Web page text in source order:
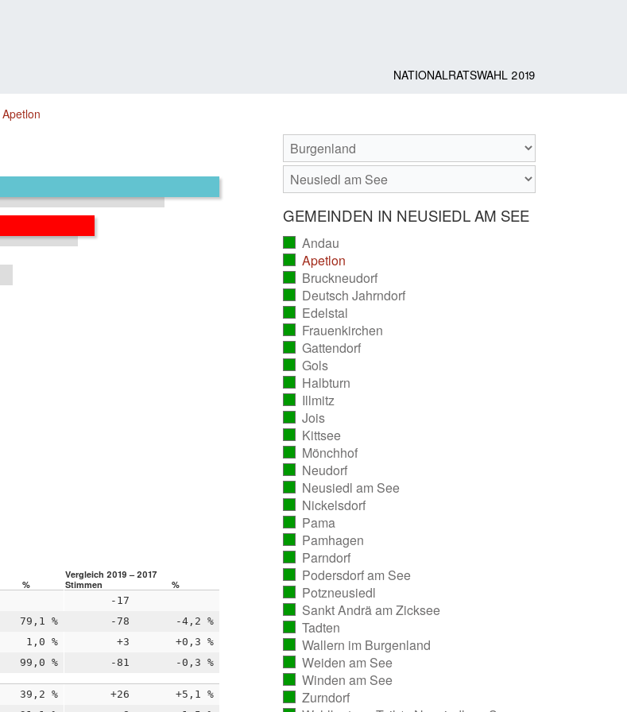
NATIONALRATSWAHL 2019
Apetlon
Vergleich 2019 – 2017
% Stimmen %
-17
79,1 % -78 -4,2 %
1,0 % +3 +0,3 %
99,0 % -81 -0,3 %
39,2 % +26 +5,1 %
GEMEINDEN IN NEUSIEDL AM SEE
Andau
ausgezählt)
Apetlon
ausgezählt)
Bruckneudorf
ausgezählt)
Deutsch Jahrndorf
ausgezählt)
Edelstal
ausgezählt)
Frauenkirchen
ausgezählt)
Gattendorf
ausgezählt)
Gols
ausgezählt)
Halbturn
ausgezählt)
Illmitz
ausgezählt)
Jois
ausgezählt)
Kittsee
ausgezählt)
Mönchhof
ausgezählt)
Neudorf
ausgezählt)
Neusiedl am See
ausgezählt)
Nickelsdorf
ausgezählt)
Pama
ausgezählt)
Pamhagen
ausgezählt)
Parndorf
ausgezählt)
Podersdorf am See
ausgezählt)
Potzneusiedl
ausgezählt)
Sankt Andrä am Zicksee(vollständig
ausgezählt)
Tadten
ausgezählt)
Wallern im Burgenland(vollständig
ausgezählt)
Weiden am See
ausgezählt)
Winden am See
ausgezählt)
Zurndorf